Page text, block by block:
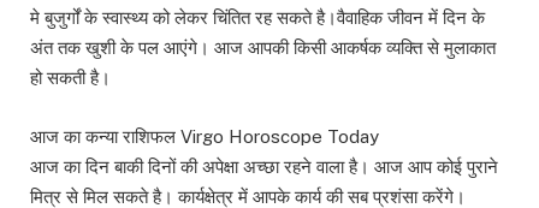
मे बुजुर्गों के स्वास्थ्य को लेकर चिंतित रह सकते है।वैवाहिक जीवन में दिन के
अंत तक खुशी के पल आएंगे। आज आपकी किसी आकर्षक व्यक्ति से मुलाकात
हो सकती है।
आज का कन्या राशिफल Virgo Horoscope Today
आज का दिन बाकी दिनों की अपेक्षा अच्छा रहने वाला है। आज आप कोई पुराने
मित्र से मिल सकते है। कार्यक्षेत्र में आपके कार्य की सब प्रशंसा करेंगे।